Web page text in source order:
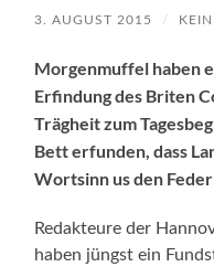
3. AUGUST 2015 /
Morgenmuffel haben
Erfindung des Briten
Trägheit zum
Bett erfunden, dass
Wortsinn us den
Redakteure der
haben jüngst ein